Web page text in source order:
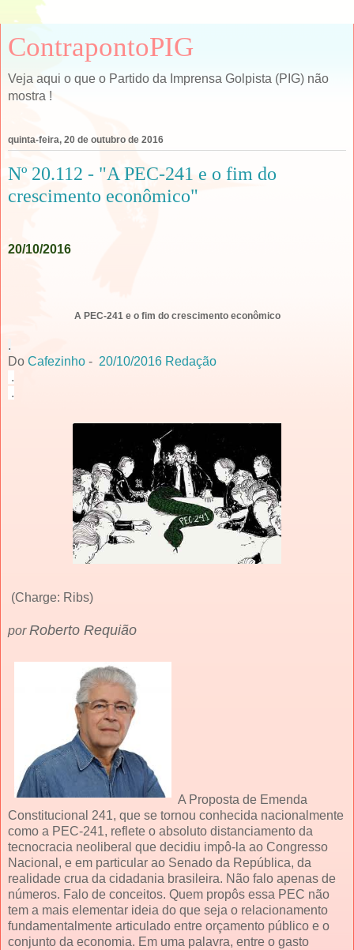
ContrapontoPIG
Veja aqui o que o Partido da Imprensa Golpista (PIG) não
mostra !
quinta-feira, 20 de outubro de 2016
Nº 20.112 - "A PEC-241 e o fim do
crescimento econômico"
20/10/2016
A PEC-241 e o fim do crescimento econômico
.
Do Cafezinho - 20/10/2016 Redação
.
.
(Charge: Ribs)
porRoberto Requião
A Proposta de Emenda
Constitucional 241, que se tornou conhecida nacionalmente
como a PEC-241, reflete o absoluto distanciamento da
tecnocracia neoliberal que decidiu impô-la ao Congresso
Nacional, e em particular ao Senado da República, da
realidade crua da cidadania brasileira. Não falo apenas de
números. Falo de conceitos. Quem propôs essa PEC não
tem a mais elementar ideia do que seja o relacionamento
fundamentalmente articulado entre orçamento público e o
conjunto da economia. Em uma palavra, entre o gasto